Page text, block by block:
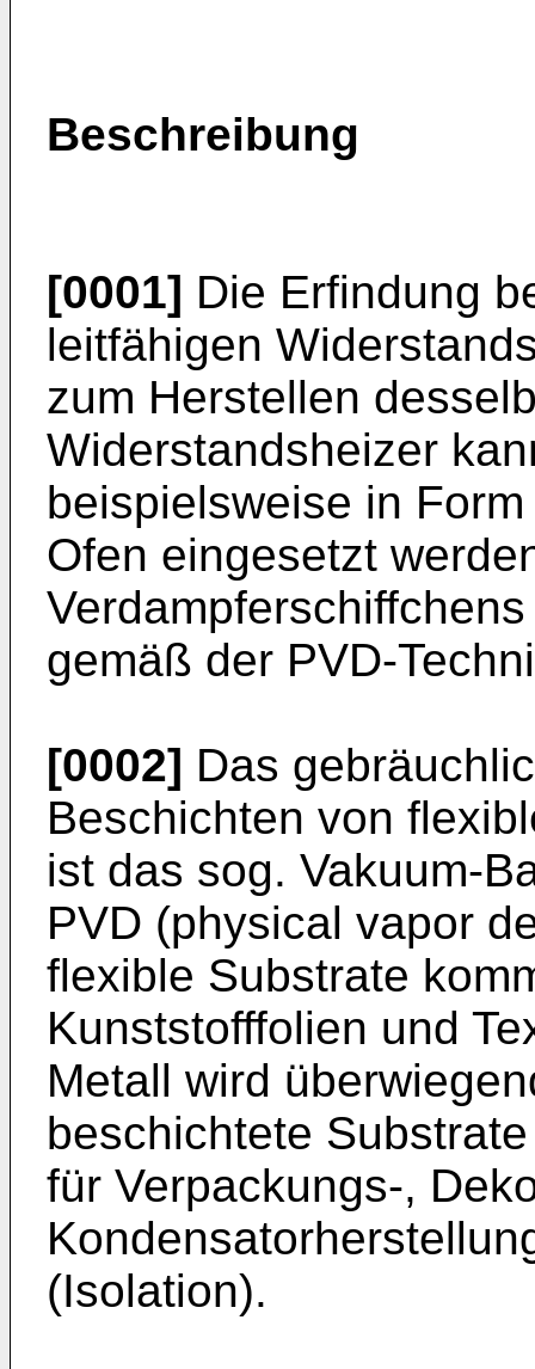
Beschreibung
[0001] Die Erfindung
leitfähigen
zum Herstellen
Widerstandsheizer
beispielsweise in
Ofen eingesetzt
gemäß der PVD-
[0002] Das
Beschichten von
ist das sog. Vakuum-
PVD (physical vapor
flexible Substrate
Kunststofffolien und
Metall wird
beschichtete
für Verpackungs-,
(Isolation).